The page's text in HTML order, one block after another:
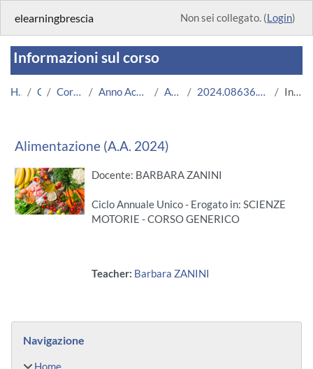
elearningbrescia Non sei collegato. (Login)
Informazioni sul corso
Home Corsi Corsi Istituzionali Anno Accademico 2024/2025 Area Medica 2024.08636.2018.0.A003933.N0_17996 Introduzione
Alimentazione (A.A. 2024)
Docente: BARBARA ZANINI
Ciclo Annuale Unico - Erogato in: SCIENZE
MOTORIE - CORSO GENERICO
Teacher: Barbara ZANINI
Blocchi
Navigazione
Home